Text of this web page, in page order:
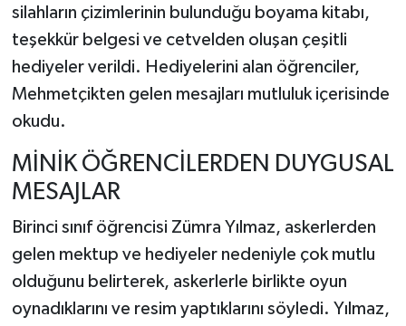
silahların çizimlerinin bulunduğu boyama kitabı,
teşekkür belgesi ve cetvelden oluşan çeşitli
hediyeler verildi. Hediyelerini alan öğrenciler,
Mehmetçikten gelen mesajları mutluluk içerisinde
okudu.
MİNİK ÖĞRENCİLERDEN DUYGUSAL
MESAJLAR
Birinci sınıf öğrencisi Zümra Yılmaz, askerlerden
gelen mektup ve hediyeler nedeniyle çok mutlu
olduğunu belirterek, askerlerle birlikte oyun
oynadıklarını ve resim yaptıklarını söyledi. Yılmaz,